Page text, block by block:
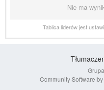
Nie ma
Tablica liderów jest
Community Software